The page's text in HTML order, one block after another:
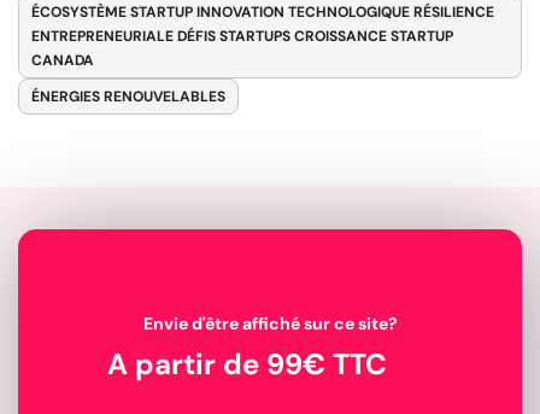
ÉCOSYSTÈME STARTUP INNOVATION TECHNOLOGIQUE RÉSILIENCE
ENTREPRENEURIALE DÉFIS STARTUPS CROISSANCE STARTUP
CANADA
ÉNERGIES RENOUVELABLES
Envie d'être affiché sur ce site?
A partir de 99€ TTC